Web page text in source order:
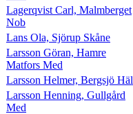
Lagerqvist Carl, Malmberget
Nob
Lans Ola, Sjörup Skåne
Larsson Göran, Hamre
Matfors Med
Larsson Helmer, Bergsjö Häl
Larsson Henning, Gullgård
Med